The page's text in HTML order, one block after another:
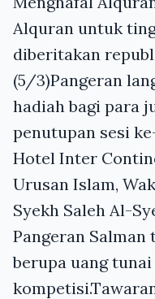
Alquran untuk
diberitakan
(5/3)Pangeran
hadiah bagi para
penutupan sesi
Hotel Inter
Urusan Islam,
Syekh Saleh Al-
Pangeran
berupa uang